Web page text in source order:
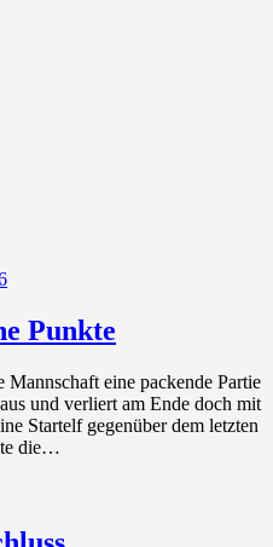
Punkte
eine packende Partie
und verliert am Ende doch mit
Startelf gegenüber dem letzten
die…